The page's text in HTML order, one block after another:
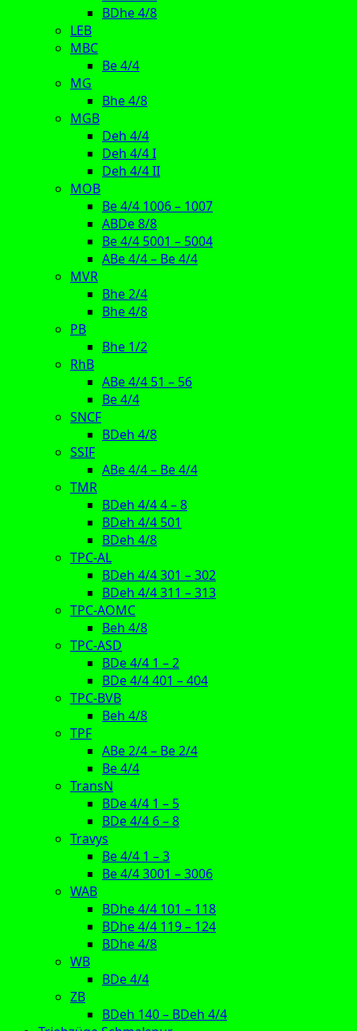
BDhe 4/8
LEB
MBC
Be 4/4
MG
Bhe 4/8
MGB
Deh 4/4
Deh 4/4 I
Deh 4/4 II
MOB
Be 4/4 1006 – 1007
ABDe 8/8
Be 4/4 5001 – 5004
ABe 4/4 – Be 4/4
MVR
Bhe 2/4
Bhe 4/8
PB
Bhe 1/2
RhB
ABe 4/4 51 – 56
Be 4/4
SNCF
BDeh 4/8
SSIF
ABe 4/4 – Be 4/4
TMR
BDeh 4/4 4 – 8
BDeh 4/4 501
BDeh 4/8
TPC-AL
BDeh 4/4 301 – 302
BDeh 4/4 311 – 313
TPC-AOMC
Beh 4/8
TPC-ASD
BDe 4/4 1 – 2
BDe 4/4 401 – 404
TPC-BVB
Beh 4/8
TPF
ABe 2/4 – Be 2/4
Be 4/4
TransN
BDe 4/4 1 – 5
BDe 4/4 6 – 8
Travys
Be 4/4 1 – 3
Be 4/4 3001 – 3006
WAB
BDhe 4/4 101 – 118
BDhe 4/4 119 – 124
BDhe 4/8
WB
BDe 4/4
ZB
BDeh 140 – BDeh 4/4